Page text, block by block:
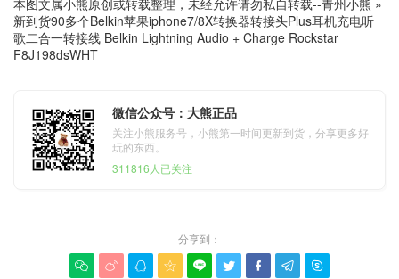
新到货90多个Belkin苹果iphone7/8X转换器转接头Plus耳机充电听
歌二合一转接线 Belkin Lightning Audio + Charge Rockstar
F8J198dsWHT
微信公众号：大熊正品
关注小熊服务号，小熊第一时间更新到货，分享更多好
玩的东西。
311816人已关注
分享到：
        